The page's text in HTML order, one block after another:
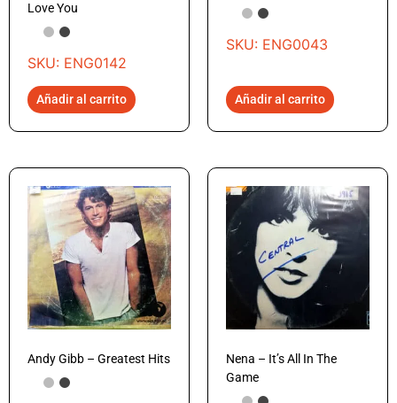
Love You
SKU: ENG0142
Añadir al carrito
SKU: ENG0043
Añadir al carrito
Andy Gibb – Greatest Hits
Nena – It’s All In The
Game